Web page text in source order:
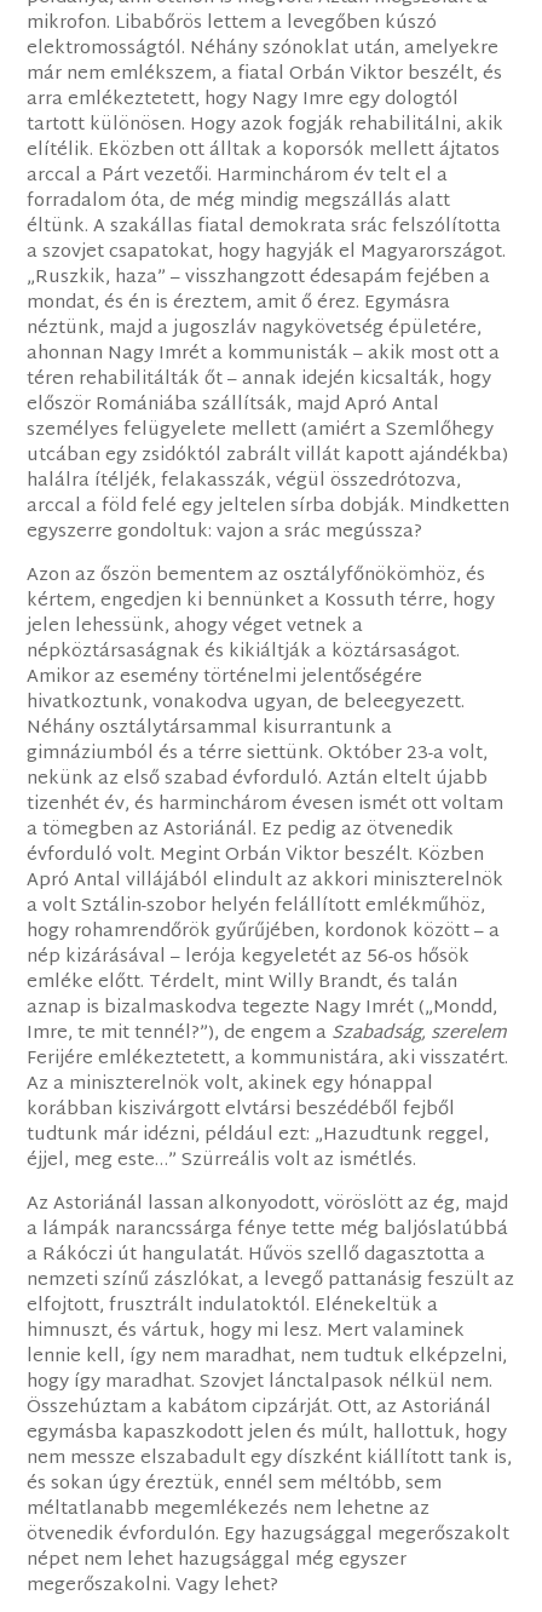
mikrofon. Libabőrös lettem a levegőben kúszó
elektromosságtól. Néhány szónoklat után, amelyekre
már nem emlékszem, a fiatal Orbán Viktor beszélt, és
arra emlékeztetett, hogy Nagy Imre egy dologtól
tartott különösen. Hogy azok fogják rehabilitálni, akik
elítélik. Eközben ott álltak a koporsók mellett ájtatos
arccal a Párt vezetői. Harminchárom év telt el a
forradalom óta, de még mindig megszállás alatt
éltünk. A szakállas fiatal demokrata srác felszólította
a szovjet csapatokat, hogy hagyják el Magyarországot.
„Ruszkik, haza” – visszhangzott édesapám fejében a
mondat, és én is éreztem, amit ő érez. Egymásra
néztünk, majd a jugoszláv nagykövetség épületére,
ahonnan Nagy Imrét a kommunisták – akik most ott a
téren rehabilitálták őt – annak idején kicsalták, hogy
először Romániába szállítsák, majd Apró Antal
személyes felügyelete mellett (amiért a Szemlőhegy
utcában egy zsidóktól zabrált villát kapott ajándékba)
halálra ítéljék, felakasszák, végül összedrótozva,
arccal a föld felé egy jeltelen sírba dobják. Mindketten
egyszerre gondoltuk: vajon a srác megússza?
Azon az őszön bementem az osztályfőnökömhöz, és
kértem, engedjen ki bennünket a Kossuth térre, hogy
jelen lehessünk, ahogy véget vetnek a
népköztársaságnak és kikiáltják a köztársaságot.
Amikor az esemény történelmi jelentőségére
hivatkoztunk, vonakodva ugyan, de beleegyezett.
Néhány osztálytársammal kisurrantunk a
gimnáziumból és a térre siettünk. Október 23-a volt,
nekünk az első szabad évforduló. Aztán eltelt újabb
tizenhét év, és harminchárom évesen ismét ott voltam
a tömegben az Astoriánál. Ez pedig az ötvenedik
évforduló volt. Megint Orbán Viktor beszélt. Közben
Apró Antal villájából elindult az akkori miniszterelnök
a volt Sztálin-szobor helyén felállított emlékműhöz,
hogy rohamrendőrök gyűrűjében, kordonok között – a
nép kizárásával – lerója kegyeletét az 56-os hősök
emléke előtt. Térdelt, mint Willy Brandt, és talán
aznap is bizalmaskodva tegezte Nagy Imrét („Mondd,
Imre, te mit tennél?”), de engem aSzabadság, szerelem
Ferijére emlékeztetett, a kommunistára, aki visszatért.
Az a miniszterelnök volt, akinek egy hónappal
korábban kiszivárgott elvtársi beszédéből fejből
tudtunk már idézni, például ezt: „Hazudtunk reggel,
éjjel, meg este…” Szürreális volt az ismétlés.
Az Astoriánál lassan alkonyodott, vöröslött az ég, majd
a lámpák narancssárga fénye tette még baljóslatúbbá
a Rákóczi út hangulatát. Hűvös szellő dagasztotta a
nemzeti színű zászlókat, a levegő pattanásig feszült az
elfojtott, frusztrált indulatoktól. Elénekeltük a
himnuszt, és vártuk, hogy mi lesz. Mert valaminek
lennie kell, így nem maradhat, nem tudtuk elképzelni,
hogy így maradhat. Szovjet lánctalpasok nélkül nem.
Összehúztam a kabátom cipzárját. Ott, az Astoriánál
egymásba kapaszkodott jelen és múlt, hallottuk, hogy
nem messze elszabadult egy díszként kiállított tank is,
és sokan úgy éreztük, ennél sem méltóbb, sem
méltatlanabb megemlékezés nem lehetne az
ötvenedik évfordulón. Egy hazugsággal megerőszakolt
népet nem lehet hazugsággal még egyszer
megerőszakolni. Vagy lehet?